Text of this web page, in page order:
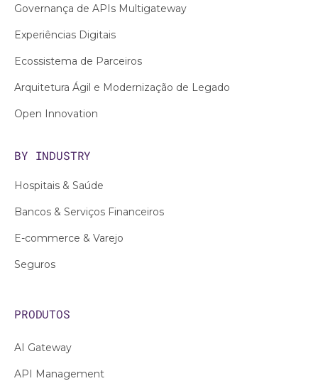
Governança de APIs Multigateway
Experiências Digitais
Ecossistema de Parceiros
Arquitetura Ágil e Modernização de Legado
Open Innovation
BY INDUSTRY
Hospitais & Saúde
Bancos & Serviços Financeiros
E-commerce & Varejo
Seguros
PRODUTOS
AI Gateway
API Management